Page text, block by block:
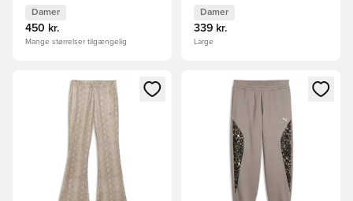
Damer
450 kr.
Mange størrelser tilgængelig
Damer
339 kr.
Large
Åbner en Modal til at logge ind eller tilmelde dig som
Åbner en Modal til at logge